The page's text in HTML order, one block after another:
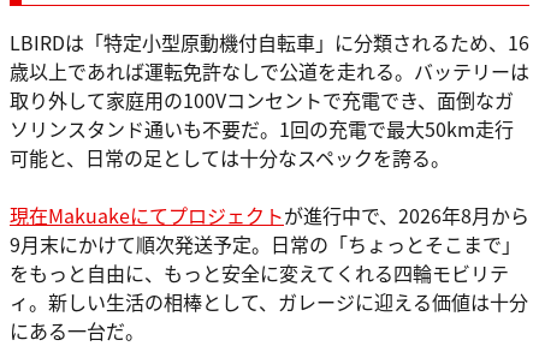
LBIRDは「特定小型原動機付自転車」に分類されるため、16
歳以上であれば運転免許なしで公道を走れる。バッテリーは
取り外して家庭用の100Vコンセントで充電でき、面倒なガ
ソリンスタンド通いも不要だ。1回の充電で最大50km走行
可能と、日常の足としては十分なスペックを誇る。
現在Makuakeにてプロジェクトが進行中で、2026年8月から
9月末にかけて順次発送予定。日常の「ちょっとそこまで」
をもっと自由に、もっと安全に変えてくれる四輪モビリテ
ィ。新しい生活の相棒として、ガレージに迎える価値は十分
にある一台だ。